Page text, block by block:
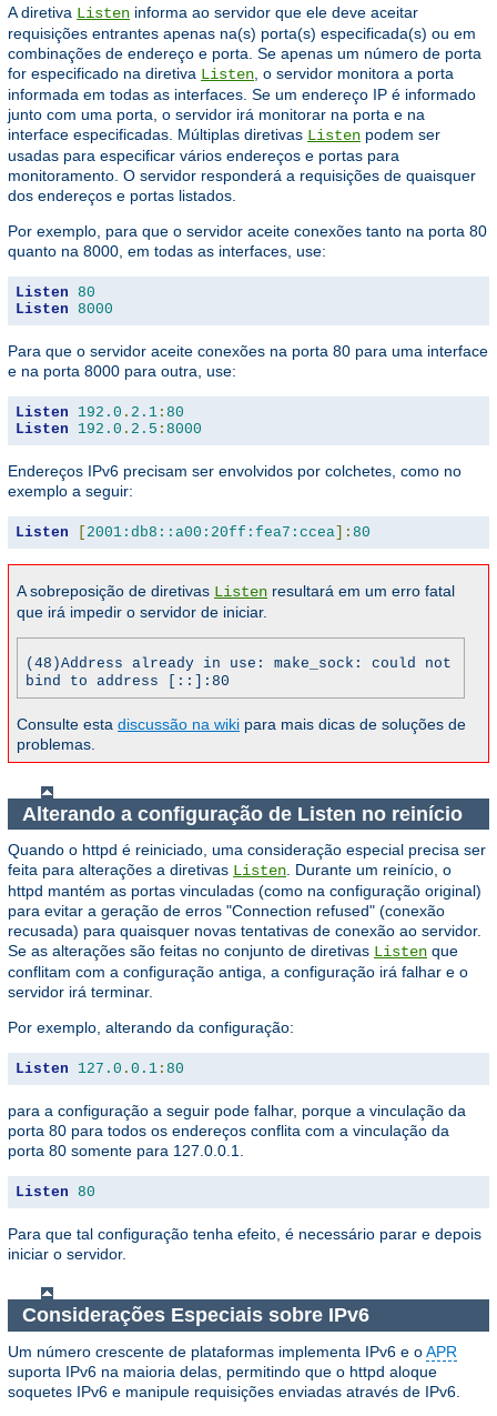
A diretiva Listen informa ao servidor que ele deve aceitar
requisições entrantes apenas na(s) porta(s) especificada(s) ou em
combinações de endereço e porta. Se apenas um número de porta
for especificado na diretiva Listen , o servidor monitora a porta
informada em todas as interfaces. Se um endereço IP é informado
junto com uma porta, o servidor irá monitorar na porta e na
interface especificadas. Múltiplas diretivas Listen podem ser
usadas para especificar vários endereços e portas para
monitoramento. O servidor responderá a requisições de quaisquer
dos endereços e portas listados.
Por exemplo, para que o servidor aceite conexões tanto na porta 80
quanto na 8000, em todas as interfaces, use:
Listen 80
Listen 8000
Para que o servidor aceite conexões na porta 80 para uma interface
e na porta 8000 para outra, use:
Listen 192.0 . 2.1 : 80
Listen
192.0 . 2.5 : 8000
Endereços IPv6 precisam ser envolvidos por colchetes, como no
exemplo a seguir:
Listen 2001:db8::a00:20ff:fea7:ccea ]: 80
A sobreposição de diretivas Listen resultará em um erro fatal
que irá impedir o servidor de iniciar.
(48)Address already in use: make_sock: could not
bind to address [::]:80
Consulte esta discussão na wiki para mais dicas de soluções de
problemas.
Alterando a configuração de Listen no reinício
Quando o httpd é reiniciado, uma consideração especial precisa ser
feita para alterações a diretivas Listen. Durante um reinício, o
httpd mantém as portas vinculadas (como na configuração original)
para evitar a geração de erros "Connection refused" (conexão
recusada) para quaisquer novas tentativas de conexão ao servidor.
Se as alterações são feitas no conjunto de diretivas Listen que
conflitam com a configuração antiga, a configuração irá falhar e o
servidor irá terminar.
Por exemplo, alterando da configuração:
Listen 127.0 . 0.1 : 80
para a configuração a seguir pode falhar, porque a vinculação da
porta 80 para todos os endereços conflita com a vinculação da
porta 80 somente para 127.0.0.1.
Listen 80
Para que tal configuração tenha efeito, é necessário parar e depois
iniciar o servidor.
Considerações Especiais sobre IPv6
Um número crescente de plataformas implementa IPv6 e oAPR
suporta IPv6 na maioria delas, permitindo que o httpd aloque
soquetes IPv6 e manipule requisições enviadas através de IPv6.